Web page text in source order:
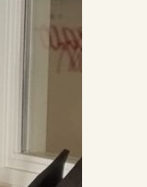
Volgend uur